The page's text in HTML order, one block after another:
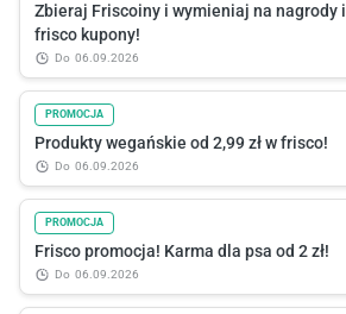
Zbieraj Friscoiny i wymieniaj na nagrody i
frisco kupony!
do 06.09.2026
PROMOCJA
Produkty wegańskie od 2,99 zł w frisco!
do 06.09.2026
PROMOCJA
Frisco promocja! Karma dla psa od 2 zł!
do 06.09.2026